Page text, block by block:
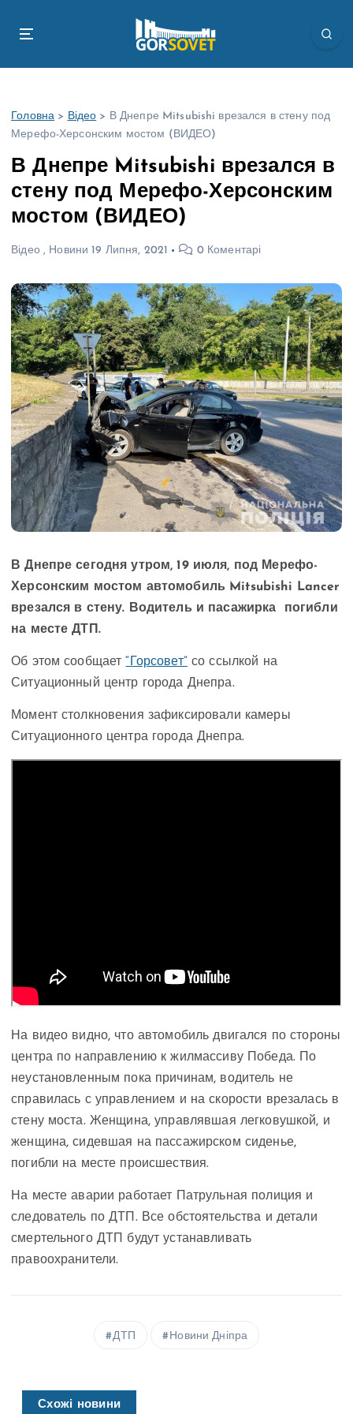
Головна > Відео > В Днепре Mitsubishi врезался в стену под
Мерефо-Херсонским мостом (ВИДЕО)
В Днепре Mitsubishi врезался в
стену под Мерефо-Херсонским
мостом (ВИДЕО)
Відео, Новини 19 Липня, 2021 0 Коментарі
В Днепре сегодня утром, 19 июля, под Мерефо-
Херсонским мостом автомобиль Mitsubishi Lancer
врезался в стену. Водитель и пасажирка погибли
на месте ДТП.
Об этом сообщает“Горсовет” со ссылкой на
Ситуационный центр города Днепра.
Момент столкновения зафиксировали камеры
Ситуационного центра города Днепра.
На видео видно, что автомобиль двигался по стороны
центра по направлению к жилмассиву Победа. По
неустановленным пока причинам, водитель не
справилась с управлением и на скорости врезалась в
стену моста. Женщина, управлявшая легковушкой, и
женщина, сидевшая на пассажирском сиденье,
погибли на месте происшествия.
На месте аварии работает Патрульная полиция и
следователь по ДТП. Все обстоятельства и детали
смертельного ДТП будут устанавливать
правоохранители.
ДТП Новини Дніпра
Схожі новини